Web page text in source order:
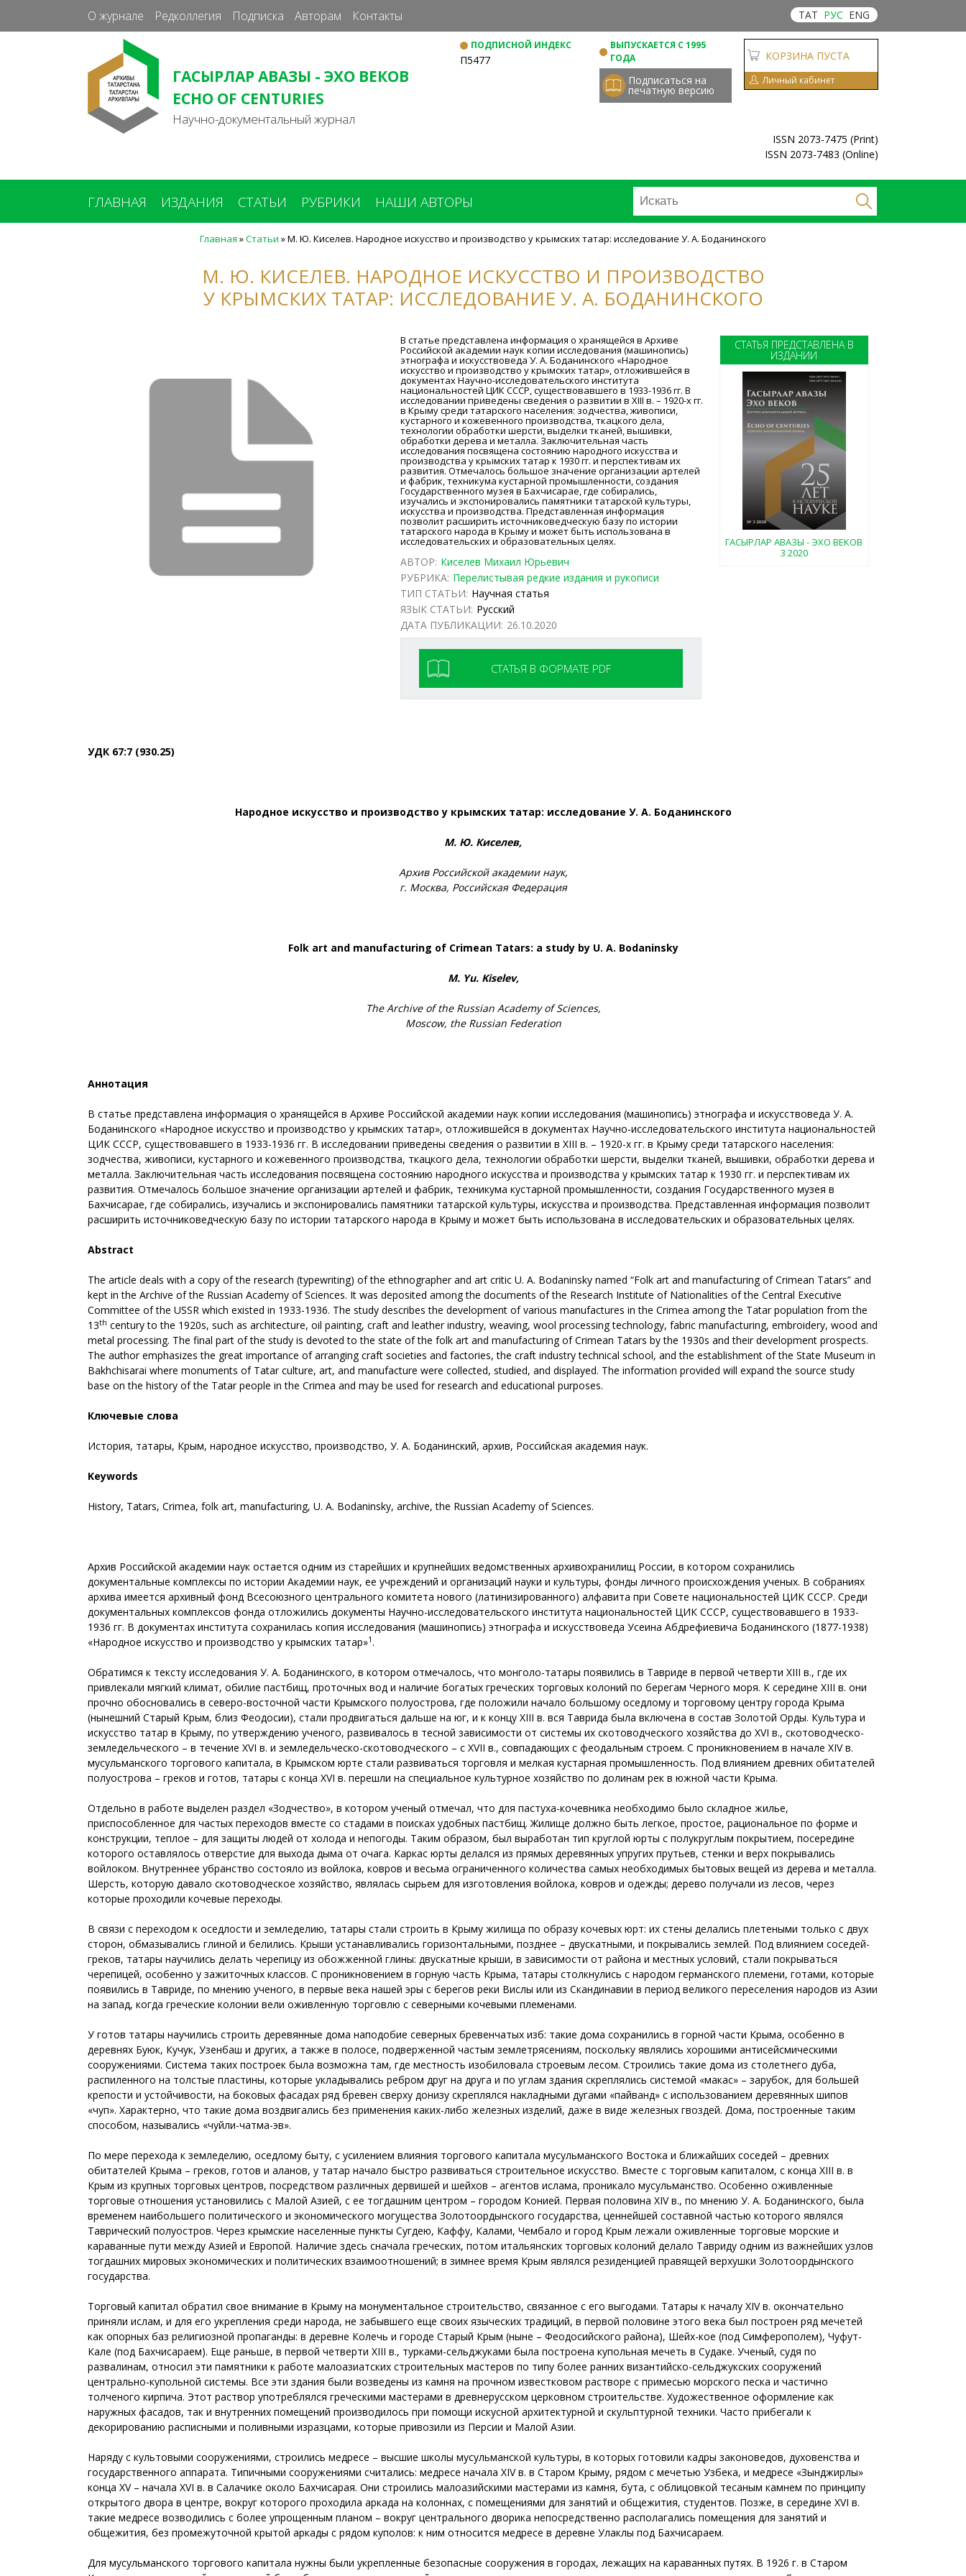
к
основному
О журнале Редколлегия Подписка Авторам Контакты ТАТ РУС ENG
ГАСЫРЛАР АВАЗЫ - ЭХО ВЕКОВ
ECHO OF CENTURIES
Научно-документальный журнал
ПОДПИСНОЙ ИНДЕКС
П5477
ВЫПУСКАЕТСЯ С 1995
ГОДА
Подписаться на
печатную версию
КОРЗИНА ПУСТА
Личный кабинет
ISSN 2073-7475 (Print)
ISSN 2073-7483 (Online)
ГЛАВНАЯ ИЗДАНИЯ СТАТЬИ РУБРИКИ НАШИ АВТОРЫ
Главная »Статьи »М. Ю. Киселев. Народное искусство и производство у крымских татар: исследование У. А. Боданинского
М. Ю. КИСЕЛЕВ. НАРОДНОЕ ИСКУССТВО И ПРОИЗВОДСТВО
У КРЫМСКИХ ТАТАР: ИССЛЕДОВАНИЕ У. А. БОДАНИНСКОГО
В статье представлена информация о хранящейся в Архиве
Российской академии наук копии исследования (машинопись)
этнографа и искусствоведа У. А. Боданинского «Народное
искусство и производство у крымских татар», отложившейся в
документах Научно-исследовательского института
национальностей ЦИК СССР, существовавшего в 1933-1936 гг. В
исследовании приведены сведения о развитии в XIII в. – 1920-х гг.
в Крыму среди татарского населения: зодчества, живописи,
кустарного и кожевенного производства, ткацкого дела,
технологии обработки шерсти, выделки тканей, вышивки,
обработки дерева и металла. Заключительная часть
исследования посвящена состоянию народного искусства и
производства у крымских татар к 1930 гг. и перспективам их
развития. Отмечалось большое значение организации артелей
и фабрик, техникума кустарной промышленности, создания
Государственного музея в Бахчисарае, где собирались,
изучались и экспонировались памятники татарской культуры,
искусства и производства. Представленная информация
позволит расширить источниковедческую базу по истории
татарского народа в Крыму и может быть использована в
исследовательских и образовательных целях.
АВТОР: Киселев Михаил Юрьевич
РУБРИКА: Перелистывая редкие издания и рукописи
ТИП СТАТЬИ: Научная статья
ЯЗЫК СТАТЬИ: Русский
ДАТА ПУБЛИКАЦИИ: 26.10.2020
СТАТЬЯ В ФОРМАТЕ PDF
СТАТЬЯ ПРЕДСТАВЛЕНА В
ИЗДАНИИ
ГАСЫРЛАР АВАЗЫ - ЭХО ВЕКОВ
3 2020
УДК 67:7 (930.25)
Народное искусство и производство у крымских татар: исследование У. А. Боданинского
М. Ю. Киселев,
Архив Российской академии наук,
г. Москва, Российская Федерация
Folk art and manufacturing of Crimean Tatars: a study by U. A. Bodaninsky
M. Yu. Kiselev,
The Archive of the Russian Academy of Sciences,
Moscow, the Russian Federation
Аннотация
В статье представлена информация о хранящейся в Архиве Российской академии наук копии исследования (машинопись) этнографа и искусствоведа У. А.
Боданинского «Народное искусство и производство у крымских татар», отложившейся в документах Научно-исследовательского института национальностей
ЦИК СССР, существовавшего в 1933-1936 гг. В исследовании приведены сведения о развитии в XIII в. – 1920-х гг. в Крыму среди татарского населения:
зодчества, живописи, кустарного и кожевенного производства, ткацкого дела, технологии обработки шерсти, выделки тканей, вышивки, обработки дерева и
металла. Заключительная часть исследования посвящена состоянию народного искусства и производства у крымских татар к 1930 гг. и перспективам их
развития. Отмечалось большое значение организации артелей и фабрик, техникума кустарной промышленности, создания Государственного музея в
Бахчисарае, где собирались, изучались и экспонировались памятники татарской культуры, искусства и производства. Представленная информация позволит
расширить источниковедческую базу по истории татарского народа в Крыму и может быть использована в исследовательских и образовательных целях.
Abstract
The article deals with a copy of the research (typewriting) of the ethnographer and art critic U. A. Bodaninsky named “Folk art and manufacturing of Crimean Tatars” and
kept in the Archive of the Russian Academy of Sciences. It was deposited among the documents of the Research Institute of Nationalities of the Central Executive
Committee of the USSR which existed in 1933-1936. The study describes the development of various manufactures in the Crimea among the Tatar population from the
13th century to the 1920s, such as architecture, oil painting, craft and leather industry, weaving, wool processing technology, fabric manufacturing, embroidery, wood and
metal processing. The final part of the study is devoted to the state of the folk art and manufacturing of Crimean Tatars by the 1930s and their development prospects.
The author emphasizes the great importance of arranging craft societies and factories, the craft industry technical school, and the establishment of the State Museum in
Bakhchisarai where monuments of Tatar culture, art, and manufacture were collected, studied, and displayed. The information provided will expand the source study
base on the history of the Tatar people in the Crimea and may be used for research and educational purposes.
Ключевые слова
История, татары, Крым, народное искусство, производство, У. А. Боданинский, архив, Российская академия наук.
Keywords
History, Tatars, Crimea, folk art, manufacturing, U. A. Bodaninsky, archive, the Russian Academy of Sciences.
Архив Российской академии наук остается одним из старейших и крупнейших ведомственных архивохранилищ России, в котором сохранились
документальные комплексы по истории Академии наук, ее учреждений и организаций науки и культуры, фонды личного происхождения ученых. В собраниях
архива имеется архивный фонд Всесоюзного центрального комитета нового (латинизированного) алфавита при Совете национальностей ЦИК СССР. Среди
документальных комплексов фонда отложились документы Научно-исследовательского института национальностей ЦИК СССР, существовавшего в 1933-
1936 гг. В документах института сохранилась копия исследования (машинопись) этнографа и искусствоведа Усеина Абдрефиевича Боданинского (1877-1938)
«Народное искусство и производство у крымских татар»1.
Обратимся к тексту исследования У. А. Боданинского, в котором отмечалось, что монголо-татары появились в Тавриде в первой четверти XIII в., где их
привлекали мягкий климат, обилие пастбищ, проточных вод и наличие богатых греческих торговых колоний по берегам Черного моря. К середине XIII в. они
прочно обосновались в северо-восточной части Крымского полуострова, где положили начало большому оседлому и торговому центру города Крыма
(нынешний Старый Крым, близ Феодосии), стали продвигаться дальше на юг, и к концу XIII в. вся Таврида была включена в состав Золотой Орды. Культура и
искусство татар в Крыму, по утверждению ученого, развивалось в тесной зависимости от системы их скотоводческого хозяйства до XVI в., скотоводческо-
земледельческого – в течение XVI в. и земледельческо-скотоводческого – с XVII в., совпадающих с феодальным строем. С проникновением в начале XIV в.
мусульманского торгового капитала, в Крымском юрте стали развиваться торговля и мелкая кустарная промышленность. Под влиянием древних обитателей
полуострова – греков и готов, татары с конца XVI в. перешли на специальное культурное хозяйство по долинам рек в южной части Крыма.
Отдельно в работе выделен раздел «Зодчество», в котором ученый отмечал, что для пастуха-кочевника необходимо было складное жилье,
приспособленное для частых переходов вместе со стадами в поисках удобных пастбищ. Жилище должно быть легкое, простое, рациональное по форме и
конструкции, теплое – для защиты людей от холода и непогоды. Таким образом, был выработан тип круглой юрты с полукруглым покрытием, посередине
которого оставлялось отверстие для выхода дыма от очага. Каркас юрты делался из прямых деревянных упругих прутьев, стенки и верх покрывались
войлоком. Внутреннее убранство состояло из войлока, ковров и весьма ограниченного количества самых необходимых бытовых вещей из дерева и металла.
Шерсть, которую давало скотоводческое хозяйство, являлась сырьем для изготовления войлока, ковров и одежды; дерево получали из лесов, через
которые проходили кочевые переходы.
В связи с переходом к оседлости и земледелию, татары стали строить в Крыму жилища по образу кочевых юрт: их стены делались плетеными только с двух
сторон, обмазывались глиной и белились. Крыши устанавливались горизонтальными, позднее – двускатными, и покрывались землей. Под влиянием соседей-
греков, татары научились делать черепицу из обожженной глины: двускатные крыши, в зависимости от района и местных условий, стали покрываться
черепицей, особенно у зажиточных классов. С проникновением в горную часть Крыма, татары столкнулись с народом германского племени, готами, которые
появились в Тавриде, по мнению ученого, в первые века нашей эры с берегов реки Вислы или из Скандинавии в период великого переселения народов из Азии
на запад, когда греческие колонии вели оживленную торговлю с северными кочевыми племенами.
У готов татары научились строить деревянные дома наподобие северных бревенчатых изб: такие дома сохранились в горной части Крыма, особенно в
деревнях Буюк, Кучук, Узенбаш и других, а также в полосе, подверженной частым землетрясениям, поскольку являлись хорошими антисейсмическими
сооружениями. Система таких построек была возможна там, где местность изобиловала строевым лесом. Строились такие дома из столетнего дуба,
распиленного на толстые пластины, которые укладывались ребром друг на друга и по углам здания скреплялись системой «макас» – зарубок, для большей
крепости и устойчивости, на боковых фасадах ряд бревен сверху донизу скреплялся накладными дугами «пайванд» с использованием деревянных шипов
«чуп». Характерно, что такие дома воздвигались без применения каких-либо железных изделий, даже в виде железных гвоздей. Дома, построенные таким
способом, назывались «чуйли-чатма-эв».
По мере перехода к земледелию, оседлому быту, с усилением влияния торгового капитала мусульманского Востока и ближайших соседей – древних
обитателей Крыма – греков, готов и аланов, у татар начало быстро развиваться строительное искусство. Вместе с торговым капиталом, с конца XIII в. в
Крым из крупных торговых центров, посредством различных дервишей и шейхов – агентов ислама, проникало мусульманство. Особенно оживленные
торговые отношения установились с Малой Азией, с ее тогдашним центром – городом Конией. Первая половина XIV в., по мнению У. А. Боданинского, была
временем наибольшего политического и экономического могущества Золотоордынского государства, ценнейшей составной частью которого являлся
Таврический полуостров. Через крымские населенные пункты Сугдею, Каффу, Калами, Чембало и город Крым лежали оживленные торговые морские и
караванные пути между Азией и Европой. Наличие здесь сначала греческих, потом итальянских торговых колоний делало Тавриду одним из важнейших узлов
тогдашних мировых экономических и политических взаимоотношений; в зимнее время Крым являлся резиденцией правящей верхушки Золотоордынского
государства.
Торговый капитал обратил свое внимание в Крыму на монументальное строительство, связанное с его выгодами. Татары к началу XIV в. окончательно
приняли ислам, и для его укрепления среди народа, не забывшего еще своих языческих традиций, в первой половине этого века был построен ряд мечетей
как опорных баз религиозной пропаганды: в деревне Колечь и городе Старый Крым (ныне – Феодосийского района), Шейх-кое (под Симферополем), Чуфут-
Кале (под Бахчисараем). Еще раньше, в первой четверти XIII в., турками-сельджуками была построена купольная мечеть в Судаке. Ученый, судя по
развалинам, относил эти памятники к работе малоазиатских строительных мастеров по типу более ранних византийско-сельджукских сооружений
центрально-купольной системы. Все эти здания были возведены из камня на прочном известковом растворе с примесью морского песка и частично
толченого кирпича. Этот раствор употреблялся греческими мастерами в древнерусском церковном строительстве. Художественное оформление как
наружных фасадов, так и внутренних помещений производилось при помощи искусной архитектурной и скульптурной техники. Часто прибегали к
декорированию расписными и поливными изразцами, которые привозили из Персии и Малой Азии.
Наряду с культовыми сооружениями, строились медресе – высшие школы мусульманской культуры, в которых готовили кадры законоведов, духовенства и
государственного аппарата. Типичными сооружениями считались: медресе начала XIV в. в Старом Крыму, рядом с мечетью Узбека, и медресе «Зынджирлы»
конца XV – начала XVI в. в Салачике около Бахчисарая. Они строились малоазийскими мастерами из камня, бута, с облицовкой тесаным камнем по принципу
открытого двора в центре, вокруг которого проходила аркада на колоннах, с помещениями для занятий и общежития, студентов. Позже, в середине XVI в.
такие медресе возводились с более упрощенным планом – вокруг центрального дворика непосредственно располагались помещения для занятий и
общежития, без промежуточной крытой аркады с рядом куполов: к ним относится медресе в деревне Улаклы под Бахчисараем.
Для мусульманского торгового капитала нужны были укрепленные безопасные сооружения в городах, лежащих на караванных путях. В 1926 г. в Старом